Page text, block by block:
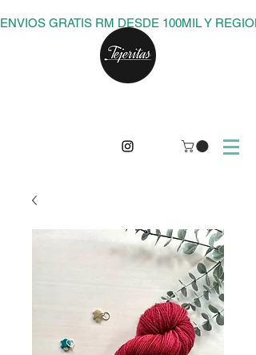
ENVIOS GRATIS RM DESDE 100MIL Y